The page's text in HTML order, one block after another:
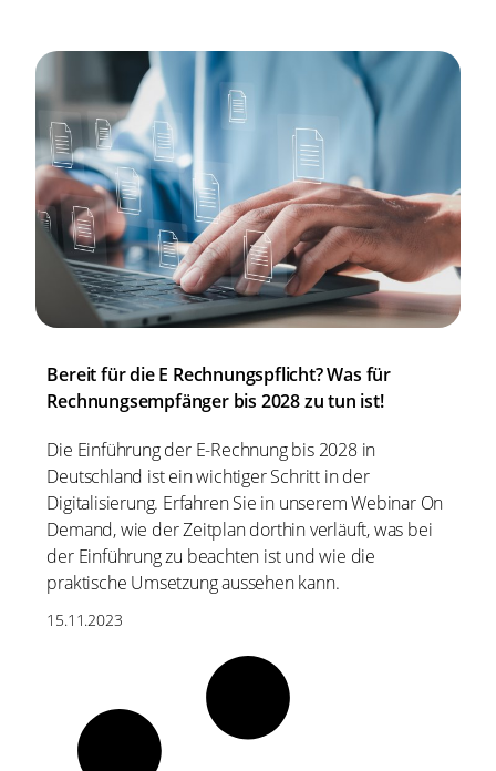
Bereit für die E Rechnungspflicht? Was für
Rechnungsempfänger bis 2028 zu tun ist!
Die Einführung der E-Rechnung bis 2028 in
Deutschland ist ein wichtiger Schritt in der
Digitalisierung. Erfahren Sie in unserem Webinar On
Demand, wie der Zeitplan dorthin verläuft, was bei
der Einführung zu beachten ist und wie die
praktische Umsetzung aussehen kann.
15.11.2023